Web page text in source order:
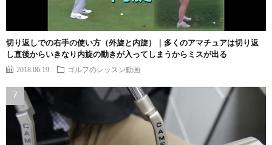
切り返しでの右手の使い方（外旋と内旋）｜多くのアマチュアは切り返
し直後からいきなり内旋の動きが入ってしまうからミスが出る
2018.06.19 ゴルフのレッスン動画